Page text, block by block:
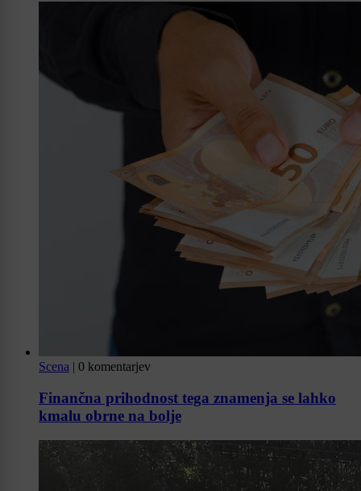
Scena | 0 komentarjev
Finančna prihodnost tega znamenja se lahko
kmalu obrne na bolje